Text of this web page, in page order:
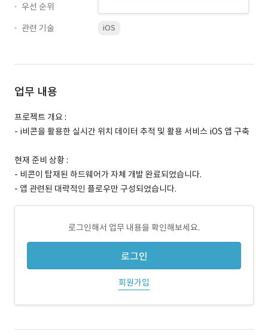
우선 순위
관련 기술
iOS
업무 내용
프로젝트 개요 :
- i비콘을 활용한 실시간 위치 데이터 추적 및 활용 서비스 iOS 앱 구축
현재 준비 상황 :
- 비콘이 탑재된 하드웨어가 자체 개발 완료되었습니다.
- 앱 관련된 대략적인 플로우만 구성되었습니다.
로그인해서 업무 내용을 확인해보세요.
로그인
회원가입